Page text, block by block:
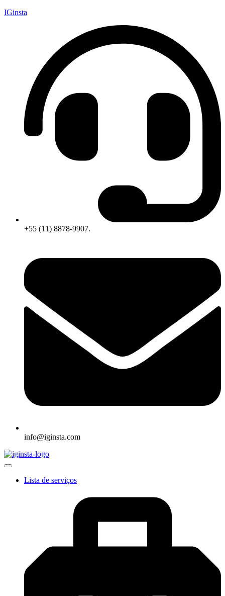
IGinsta
+55 (11) 8878-9907.
info@iginsta.com
Lista de serviços